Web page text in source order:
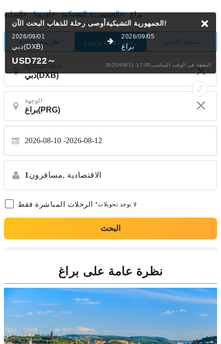
البداية> أوروبا> الجمهورية التشيكية> براغ
طريقة واحدة رحلة ذهاب وعودة متعدد المدن
الوجهة
2026-08-10 2026-08-12
1 مسافرون, الاقتصادية
الرحلات المباشرة فقط *لا توجد تحويلات
البحث
الجمهورية التشيكيةأوصى رحلة للذهاب البحث الآن!
2026/09/01
دبي(DXB)
2026/09/05
براغ
USD722～ 2025/09/11 17:05النقطة في الوقت المناسب
نظرة عامة على براغ